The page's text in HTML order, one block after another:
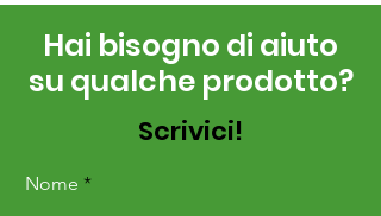
Hai bisogno di aiuto
su qualche prodotto?
Scrivici!
Nome